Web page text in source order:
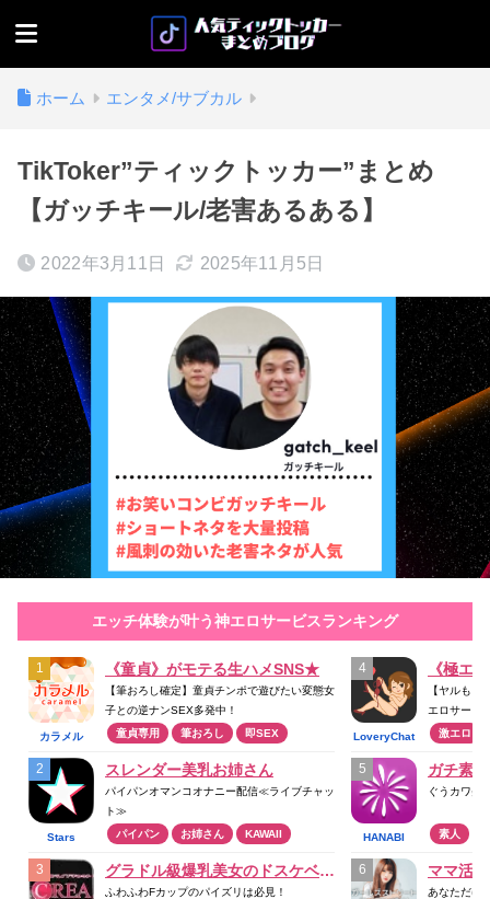
ホーム エンタメ/サブカル
TikToker”ティックトッカー”まとめ
【ガッチキール/老害あるある】
2022年3月11日 2025年11月5日
エッチ体験が叶う神エロサービスランキング
カラメル
《童貞》がモテる生ハメSNS★
【筆おろし確定】童貞チンポで遊びたい変態女
子との逆ナンSEX多発中！
童貞専用
筆おろし 即SEX
Stars
スレンダー美乳お姉さん
パイパンオマンコオナニー配信≪ライブチャッ
ト≫
パイパン
お姉さん KAWAII
グラドル級爆乳美女のドスケベプレイ
ふわふわFカップのパイズリは必見！
LoveryChat
《極エ
【ヤルもヌ
エロサービ
激エロ
HANABI
ガチ素
ぐうカワ美
素人
ママ活
あなただけ